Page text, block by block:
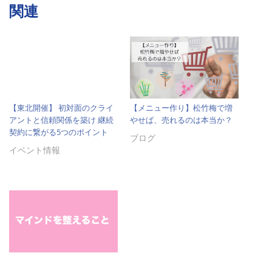
関連
【東北開催】 初対面のクライ
アントと信頼関係を築け 継続
契約に繋がる5つのポイント
イベント情報
【メニュー作り】松竹梅で増
やせば、売れるのは本当か？
ブログ